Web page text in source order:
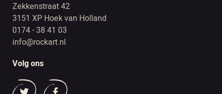
Zekkenstraat 42
3151 XP Hoek van Holland
0174 - 38 41 03
info@rockart.nl
Volg ons